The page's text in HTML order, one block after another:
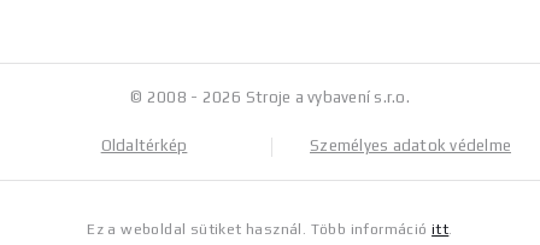
© 2008 - 2026 Stroje a vybavení s.r.o.
Oldaltérkép Személyes adatok védelme
Ez a weboldal sütiket használ. Több információitt.